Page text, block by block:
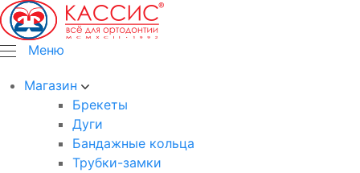
Меню
Магазин
Брекеты
Дуги
Бандажные кольца
Трубки-замки